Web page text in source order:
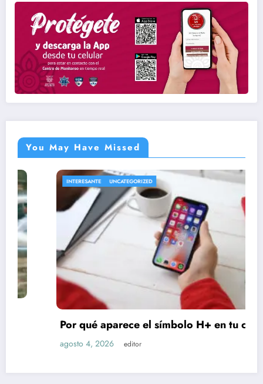
You May Have Missed
INTERESANTE UNCATEGORIZED
Por qué aparece el símbolo H+ en tu celular
agosto 4, 2026 editor